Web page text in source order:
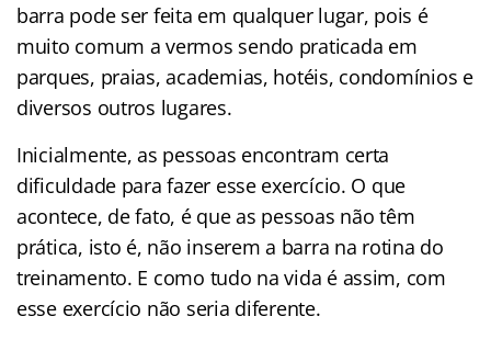
barra pode ser feita em qualquer lugar, pois é
muito comum a vermos sendo praticada em
parques, praias, academias, hotéis, condomínios e
diversos outros lugares.
Inicialmente, as pessoas encontram certa
dificuldade para fazer esse exercício. O que
acontece, de fato, é que as pessoas não têm
prática, isto é, não inserem a barra na rotina do
treinamento. E como tudo na vida é assim, com
esse exercício não seria diferente.